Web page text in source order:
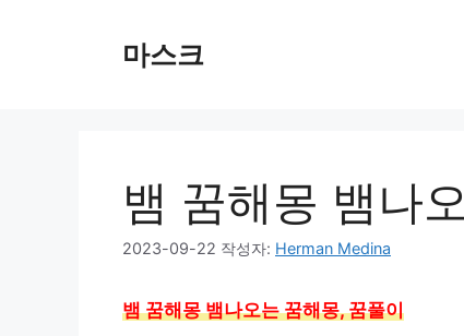
마스크
뱀 꿈해몽 뱀나
2023-09-22 작성자: Herman Medina
뱀 꿈해몽 뱀나오는 꿈해몽, 꿈풀이